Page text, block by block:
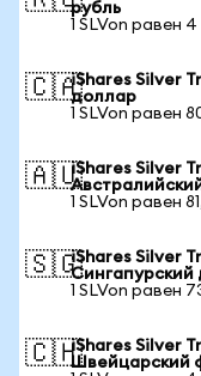
рубль
1 SLVon равен
🇨🇦iShares Silver
доллар
1 SLVon равен
🇦🇺iShares Silver
1 SLVon равен
🇸🇬iShares Silver
Сингапурский
1 SLVon равен
🇨🇭iShares Silver
Швейцарский